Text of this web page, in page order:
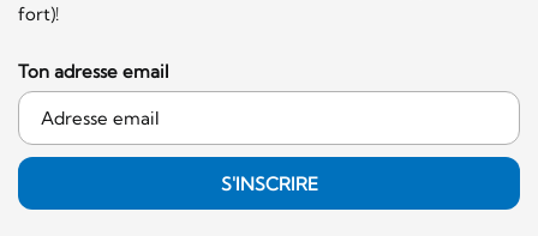
fort)!
Ton adresse email
S'INSCRIRE